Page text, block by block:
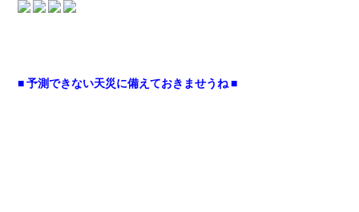
■ 予測できない天災に備えておきませうね ■